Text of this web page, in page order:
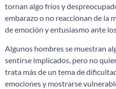
tornan algo fríos y
embarazo o no reaccionan de la
de emoción y entusiasmo ante
Algunos hombres se muestran
sentirse implicados, pero no
trata más de un tema de
emociones y mostrarse